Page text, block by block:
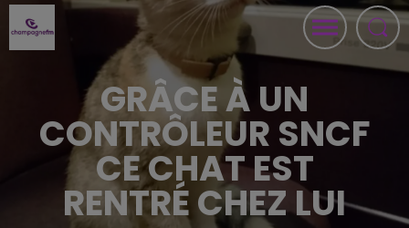
GRÂCE À UN
CONTRÔLEUR SNCF
CE CHAT EST
RENTRÉ CHEZ LUI